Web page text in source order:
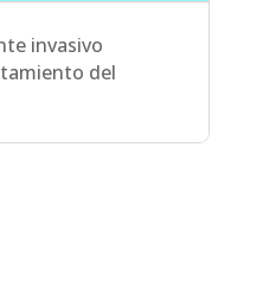
invasivo
del